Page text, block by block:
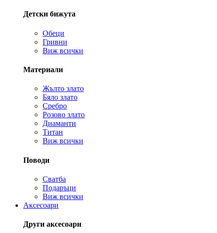
Детски бижута
Обеци
Гривни
Виж всички
Материали
Жълто злато
Бяло злато
Сребро
Розово злато
Диаманти
Титан
Виж всички
Поводи
Сватба
Подаръци
Виж всички
Аксесоари
Други аксесоари